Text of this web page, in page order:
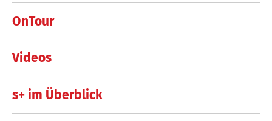
OnTour
Videos
s+ im Überblick